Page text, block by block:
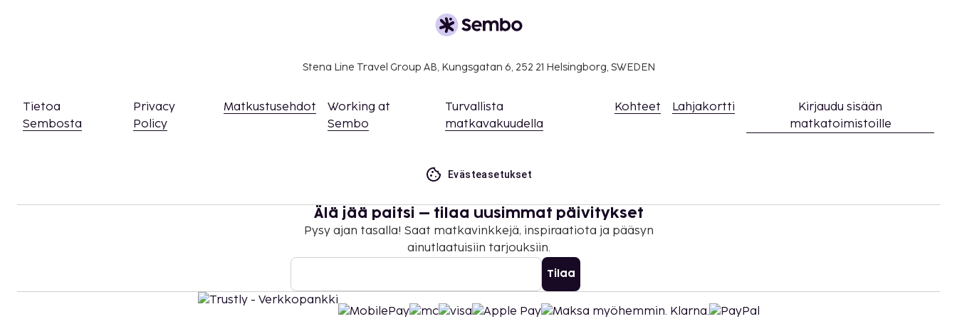
asiasta ottamalla yhteyttä majoituspaikkaan varausvahvistuksessa
Majoituspaikka siivotaan ammattimaisesti.
Stena Line Travel Group AB, Kungsgatan 6, 252 21 Helsingborg, SWEDEN
Tietoa
Sembosta
Privacy
Policy
Matkustusehdot
Working at
Sembo
Turvallista
matkavakuudella
Kohteet Lahjakortti
Kirjaudu sisään
matkatoimistoille
Evästeasetukset
Älä jää paitsi – tilaa uusimmat päivitykset
Pysy ajan tasalla! Saat matkavinkkejä, inspiraatiota ja pääsyn
ainutlaatuisiin tarjouksiin.
Tilaa